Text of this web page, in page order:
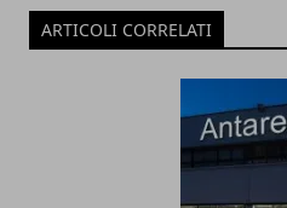
ARTICOLI CORRELATI